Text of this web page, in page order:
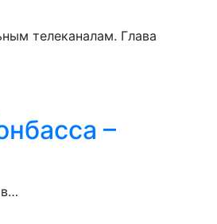
телеканалам. Глава
–